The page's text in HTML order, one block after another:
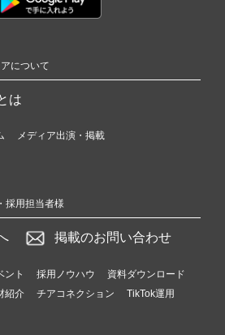
について
は
メディア出演・掲載
採用担当者様
掲載のお問い合わせ
ント 採用ノウハウ
資料ダウンロード
紹介 チアコネクション
TikTok運用